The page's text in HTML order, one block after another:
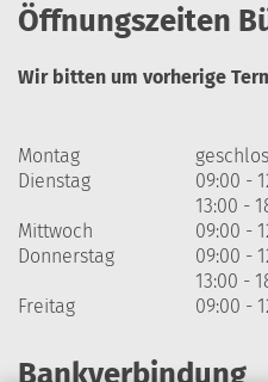
Öffnungszeiten
Wir bitten um vorherige
Montag
Dienstag
09:00 -
13:00 -
Mittwoch
09:00 -
Donnerstag
09:00 -
13:00 -
Freitag
09:00 -
Bankverbindung